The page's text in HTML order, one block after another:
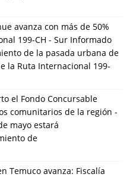
avanza con más de 50%
199-CH - Sur Informado
de la pasada urbana de
la Ruta Internacional 199-
el Fondo Concursable
comunitarios de la región -
mayo estará
de
Temuco avanza: Fiscalía